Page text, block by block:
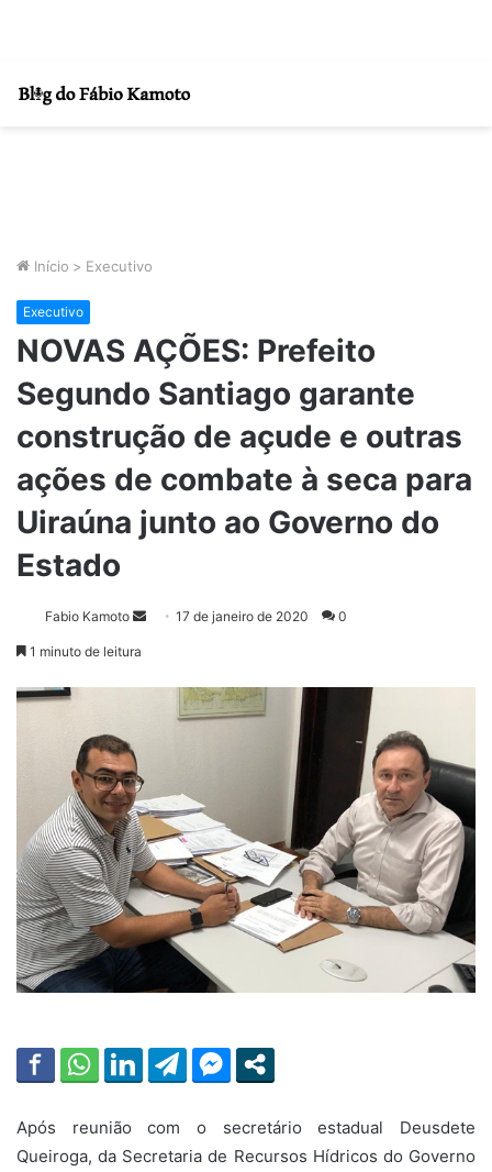
Início > Executivo
Executivo
NOVAS AÇÕES: Prefeito
Segundo Santiago garante
construção de açude e outras
ações de combate à seca para
Uiraúna junto ao Governo do
Estado
Fabio Kamoto
e
m
a
l
17 de janeiro de 2020 0
1 minuto de leitura
Após reunião com o secretário estadual Deusdete
Queiroga, da Secretaria de Recursos Hídricos do Governo